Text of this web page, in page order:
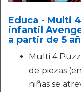
Educa - Multi
infantil
a partir de 5
Multi 4
de piezas
niñas se